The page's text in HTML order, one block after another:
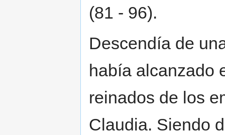
(81 - 96).
Descendía de
había alcanzado
reinados de los
Claudia. Siendo